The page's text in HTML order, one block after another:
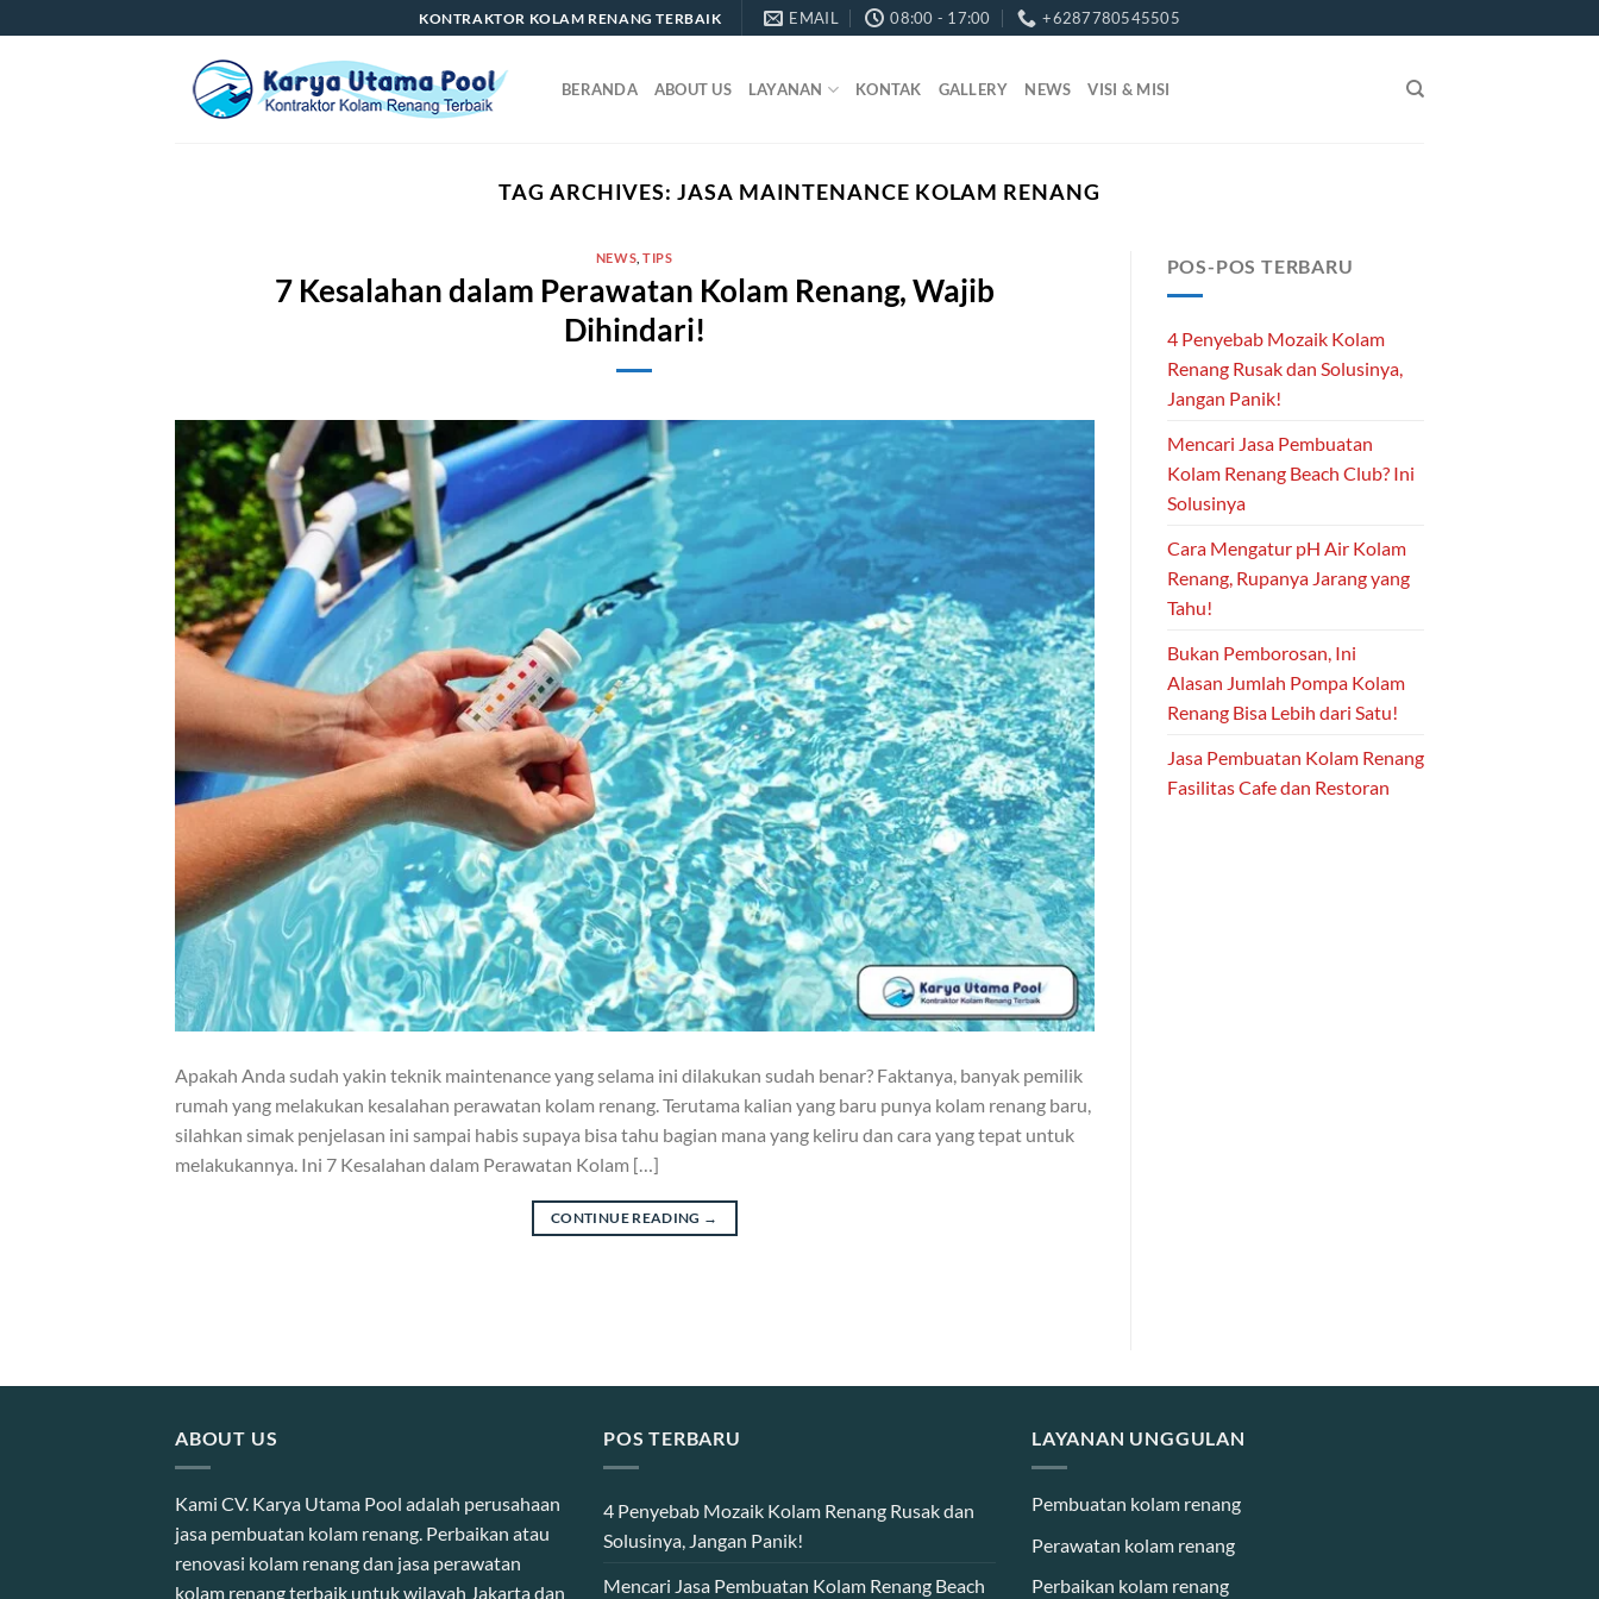
to
KONTRAKTOR KOLAM RENANG TERBAIK EMAIL 08:00 - 17:00 +6287780545505
BERANDA ABOUT US LAYANAN KONTAK GALLERY NEWS VISI & MISI
TAG ARCHIVES:JASA MAINTENANCE KOLAM RENANG
NEWS ,TIPS
7 Kesalahan dalam Perawatan Kolam Renang, Wajib
Dihindari!
Apakah Anda sudah yakin teknik maintenance yang selama ini dilakukan sudah benar? Faktanya, banyak pemilik
rumah yang melakukan kesalahan perawatan kolam renang. Terutama kalian yang baru punya kolam renang baru,
silahkan simak penjelasan ini sampai habis supaya bisa tahu bagian mana yang keliru dan cara yang tepat untuk
melakukannya. Ini 7 Kesalahan dalam Perawatan Kolam […]
CONTINUE READING →
POS-POS TERBARU
4 Penyebab Mozaik Kolam
Renang Rusak dan Solusinya,
Jangan Panik!
Mencari Jasa Pembuatan
Kolam Renang Beach Club? Ini
Solusinya
Cara Mengatur pH Air Kolam
Renang, Rupanya Jarang yang
Tahu!
Bukan Pemborosan, Ini
Alasan Jumlah Pompa Kolam
Renang Bisa Lebih dari Satu!
Jasa Pembuatan Kolam Renang
Fasilitas Cafe dan Restoran
ABOUT US
Kami CV. Karya Utama Pool adalah perusahaan
jasa pembuatan kolam renang. Perbaikan atau
renovasi kolam renang dan jasa perawatan
kolam renang terbaik untuk wilayah Jakarta dan
POS TERBARU
4 Penyebab Mozaik Kolam Renang Rusak dan
Solusinya, Jangan Panik!
Mencari Jasa Pembuatan Kolam Renang Beach
LAYANAN UNGGULAN
Pembuatan kolam renang
Perawatan kolam renang
Perbaikan kolam renang